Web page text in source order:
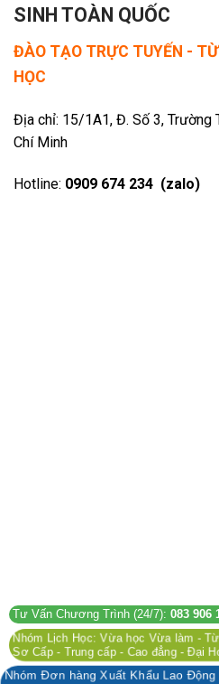
SINH TOÀN QUỐC
ĐÀO TẠO TRỰC TUYẾN -
HỌC
Địa chỉ: 15/1A1, Đ. Số 3, Trường
Chí Minh
Hotline: 0909 674 234 (zalo)
Tư Vấn Chương Trình (24/7): 083 906
Nhóm Lịch Học: Vừa học Vừa làm -
Sơ Cấp - Trung cấp - Cao đẳng - Đại
Nhóm Đơn hàng Xuất Khẩu Lao Động